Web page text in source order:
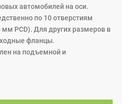
автомобилей на оси.
по 10 отверстиям
мм PCD). Для других размеров в
фланцы.
на подъемной и
имеет регулировку по
E 328 имеет жесткое